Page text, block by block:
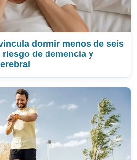
dormir menos de seis
riesgo de demencia y